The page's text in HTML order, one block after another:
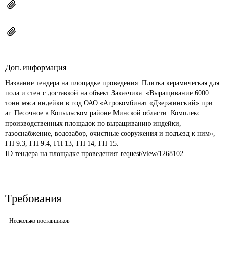
Доп. информация
Название тендера на площадке проведения: Плитка керамическая для
пола и стен с доставкой на объект Заказчика: «Выращивание 6000
тонн мяса индейки в год ОАО «Агрокомбинат «Дзержинский» при
аг. Песочное в Копыльском районе Минской области. Комплекс
производственных площадок по выращиванию индейки,
газоснабжение, водозабор, очистные сооружения и подъезд к ним»,
ГП 9.3, ГП 9.4, ГП 13, ГП 14, ГП 15.
ID тендера на площадке проведения: request/view/1268102
Требования
Несколько поставщиков